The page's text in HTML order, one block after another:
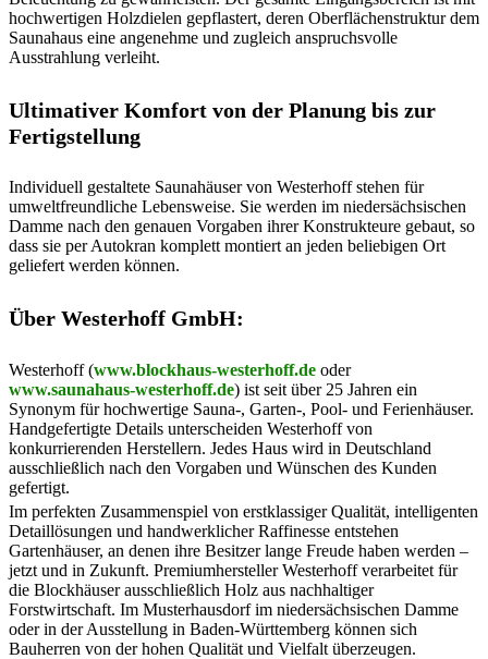
hochwertigen Holzdielen gepflastert, deren Oberflächenstruktur dem
Saunahaus eine angenehme und zugleich anspruchsvolle
Ausstrahlung verleiht.
Ultimativer Komfort von der Planung bis zur
Fertigstellung
Individuell gestaltete Saunahäuser von Westerhoff stehen für
umweltfreundliche Lebensweise. Sie werden im niedersächsischen
Damme nach den genauen Vorgaben ihrer Konstrukteure gebaut, so
dass sie per Autokran komplett montiert an jeden beliebigen Ort
geliefert werden können.
Über Westerhoff GmbH:
Westerhoff (www.blockhaus-westerhoff.de oder
www.saunahaus-westerhoff.de) ist seit über 25 Jahren ein
Synonym für hochwertige Sauna-, Garten-, Pool- und Ferienhäuser.
Handgefertigte Details unterscheiden Westerhoff von
konkurrierenden Herstellern. Jedes Haus wird in Deutschland
ausschließlich nach den Vorgaben und Wünschen des Kunden
gefertigt.
Im perfekten Zusammenspiel von erstklassiger Qualität, intelligenten
Detaillösungen und handwerklicher Raffinesse entstehen
Gartenhäuser, an denen ihre Besitzer lange Freude haben werden –
jetzt und in Zukunft. Premiumhersteller Westerhoff verarbeitet für
die Blockhäuser ausschließlich Holz aus nachhaltiger
Forstwirtschaft. Im Musterhausdorf im niedersächsischen Damme
oder in der Ausstellung in Baden-Württemberg können sich
Bauherren von der hohen Qualität und Vielfalt überzeugen.